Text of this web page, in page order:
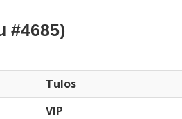
#4685)
Tulos
VIP